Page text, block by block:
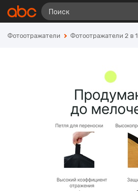
Фотоотражатели Фотоотражатели 2 в 1